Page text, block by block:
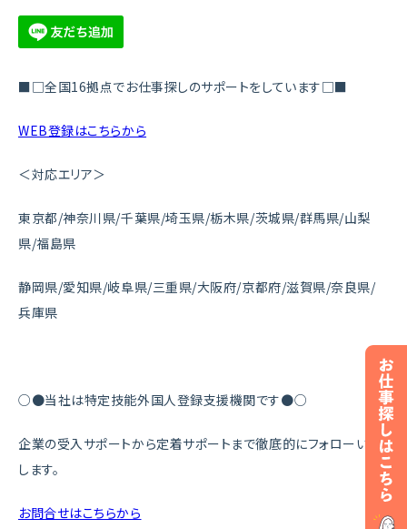
■□全国16拠点でお仕事探しのサポートをしています□■
WEB登録はこちらから
＜対応エリア＞
東京都/神奈川県/千葉県/埼玉県/栃木県/茨城県/群馬県/山梨
県/福島県
静岡県/愛知県/岐阜県/三重県/大阪府/京都府/滋賀県/奈良県/
兵庫県
○●当社は特定技能外国人登録支援機関です●○
企業の受入サポートから定着サポートまで徹底的にフォローいた
します。
お問合せはこちらから